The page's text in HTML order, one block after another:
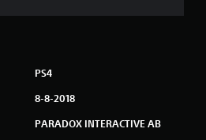
PS4
8-8-2018
PARADOX INTERACTIVE AB